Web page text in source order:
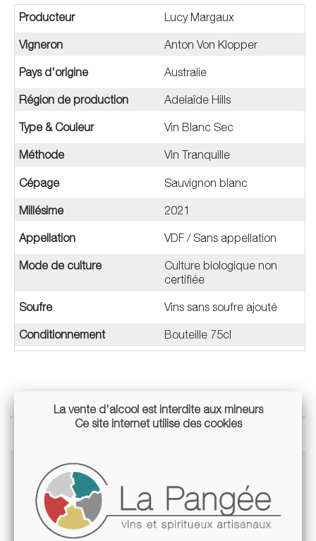
Producteur
Lucy Margaux
Vigneron Anton Von Klopper
Pays d'origine Australie
Région de production Adelaïde Hills
Type & Couleur Vin Blanc Sec
Méthode Vin Tranquille
Cépage Sauvignon blanc
Millésime 2021
Appellation VDF / Sans appellation
Mode de culture
Culture biologique non
certifiée
Soufre Vins sans soufre ajouté
Conditionnement Bouteille 75cl
Articles du blog en relation
La vente d'alcool est interdite aux mineurs
Ce site internet utilise des cookies